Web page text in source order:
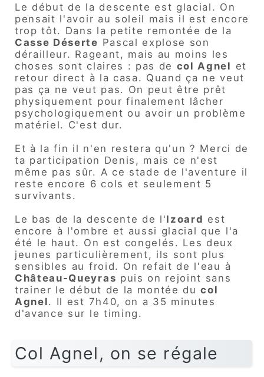
Le début de la descente est glacial. On
pensait l'avoir au soleil mais il est encore
trop tôt. Dans la petite remontée de la
Casse Déserte Pascal explose son
dérailleur. Rageant, mais au moins les
choses sont claires : pas de col Agnel et
retour direct à la casa. Quand ça ne veut
pas ça ne veut pas. On peut être prêt
physiquement pour finalement lâcher
psychologiquement ou avoir un problème
matériel. C'est dur.
Et à la fin il n'en restera qu'un ? Merci de
ta participation Denis, mais ce n'est
même pas sûr. A ce stade de l'aventure il
reste encore 6 cols et seulement 5
survivants.
Le bas de la descente de l'Izoard est
encore à l'ombre et aussi glacial que l'a
été le haut. On est congelés. Les deux
jeunes particulièrement, ils sont plus
sensibles au froid. On refait de l'eau à
Château-Queyras puis on rejoint sans
trainer le début de la montée ducol
Agnel. Il est 7h40, on a 35 minutes
d'avance sur le timing.
Col Agnel, on se régale